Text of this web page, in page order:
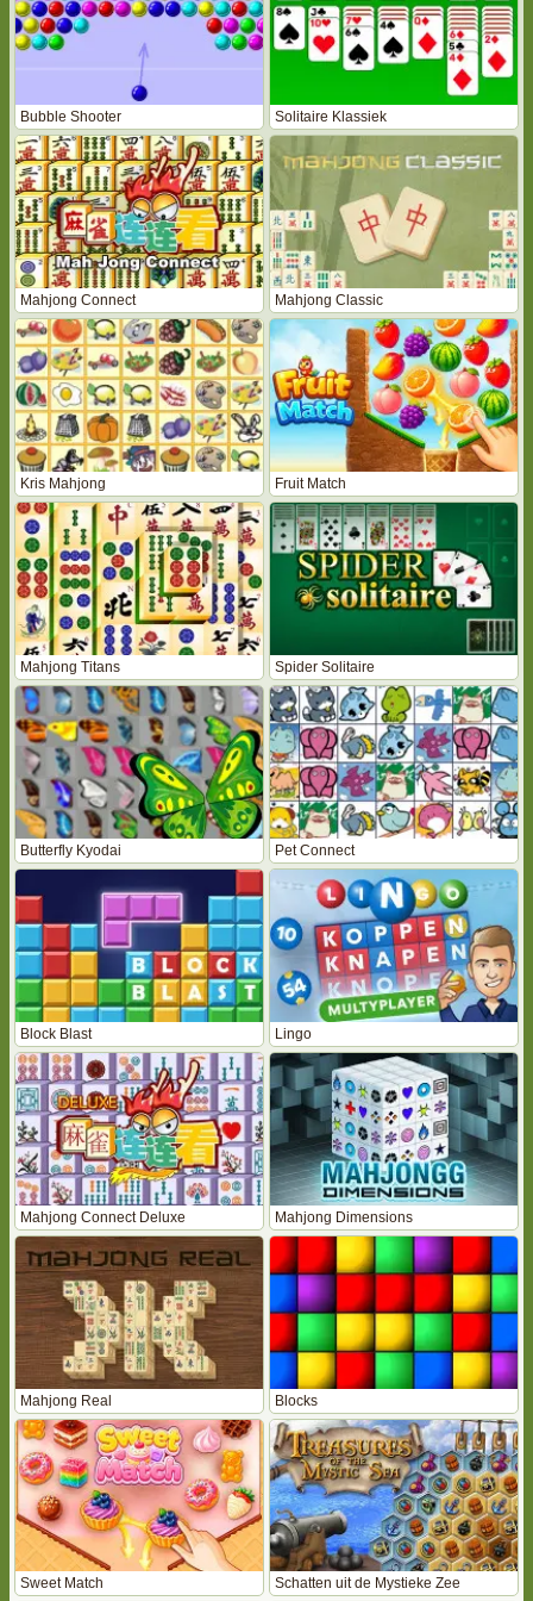
Bubble Shooter Solitaire Klassiek
Mahjong Connect Mahjong Classic
Kris Mahjong Fruit Match
Mahjong Titans Spider Solitaire
Butterfly Kyodai Pet Connect
Block Blast Lingo
Mahjong Connect Deluxe Mahjong Dimensions
Mahjong Real Blocks
Sweet Match Schatten uit de Mystieke Zee